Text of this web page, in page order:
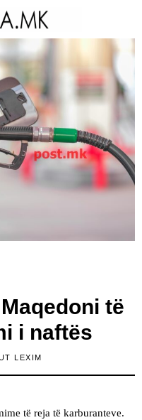
të
i naftës
LEXIM
të reja të karburanteve.